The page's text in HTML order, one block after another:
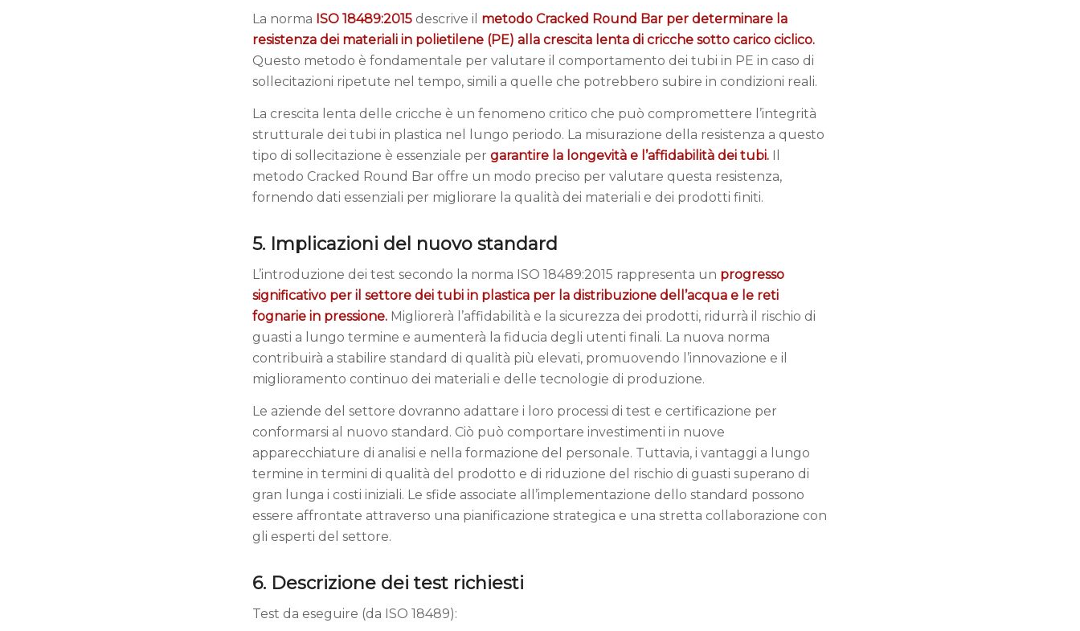
La norma ISO 18489:2015descrive il metodo Cracked Round Bar per determinare la
resistenza dei materiali in polietilene (PE) alla crescita lenta di cricche sotto carico ciclico.
Questo metodo è fondamentale per valutare il comportamento dei tubi in PE in caso di
sollecitazioni ripetute nel tempo, simili a quelle che potrebbero subire in condizioni reali.
La crescita lenta delle cricche è un fenomeno critico che può compromettere l’integrità
strutturale dei tubi in plastica nel lungo periodo. La misurazione della resistenza a questo
tipo di sollecitazione è essenziale per garantire la longevità e l’affidabilità dei tubi. Il
metodo Cracked Round Bar offre un modo preciso per valutare questa resistenza,
fornendo dati essenziali per migliorare la qualità dei materiali e dei prodotti finiti.
5. Implicazioni del nuovo standard
L’introduzione dei test secondo la norma ISO 18489:2015 rappresenta un progresso
significativo per il settore dei tubi in plastica per la distribuzione dell’acqua e le reti
fognarie in pressione. Migliorerà l’affidabilità e la sicurezza dei prodotti, ridurrà il rischio di
guasti a lungo termine e aumenterà la fiducia degli utenti finali. La nuova norma
contribuirà a stabilire standard di qualità più elevati, promuovendo l’innovazione e il
miglioramento continuo dei materiali e delle tecnologie di produzione.
Le aziende del settore dovranno adattare i loro processi di test e certificazione per
conformarsi al nuovo standard. Ciò può comportare investimenti in nuove
apparecchiature di analisi e nella formazione del personale. Tuttavia, i vantaggi a lungo
termine in termini di qualità del prodotto e di riduzione del rischio di guasti superano di
gran lunga i costi iniziali. Le sfide associate all’implementazione dello standard possono
essere affrontate attraverso una pianificazione strategica e una stretta collaborazione con
gli esperti del settore.
6. Descrizione dei test richiesti
Test da eseguire (da ISO 18489):